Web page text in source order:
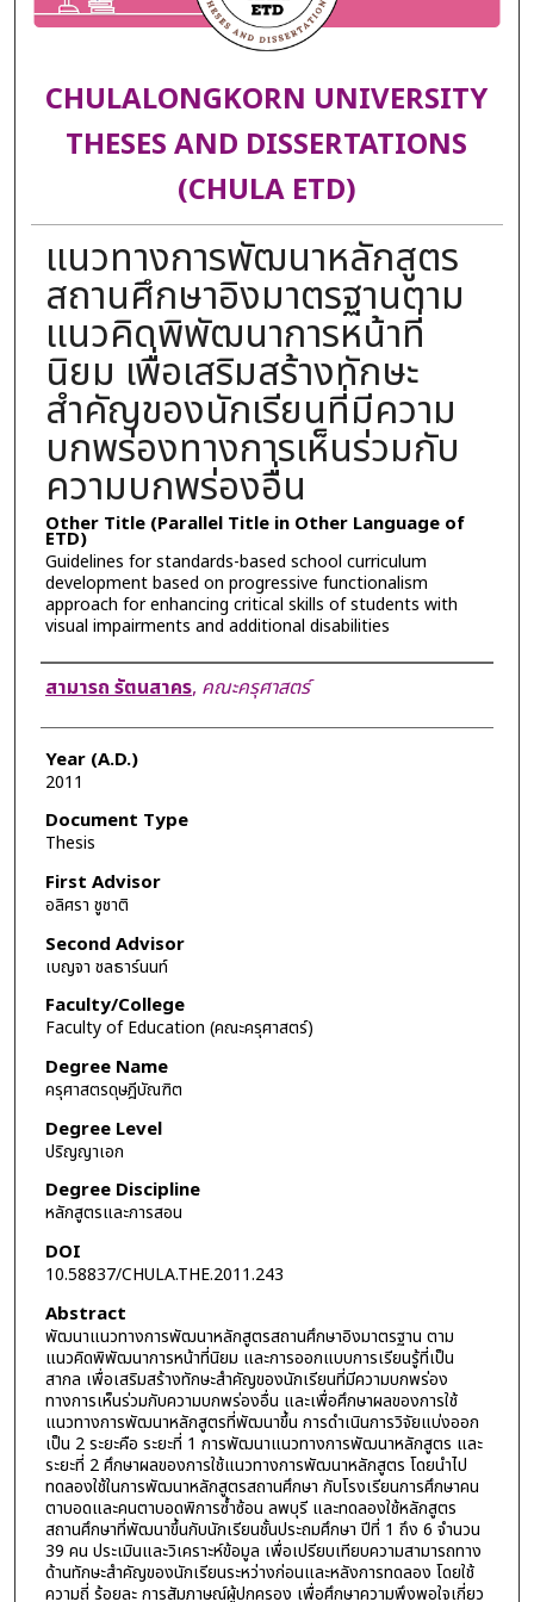
CHULALONGKORN UNIVERSITY
THESES AND DISSERTATIONS
(CHULA ETD)
แนวทางการพัฒนาหลักสูตร
สถานศึกษาอิงมาตรฐานตาม
แนวคิดพิพัฒนาการหน้าที่
นิยม เพื่อเสริมสร้างทักษะ
สำคัญของนักเรียนที่มีความ
บกพร่องทางการเห็นร่วมกับ
ความบกพร่องอื่น
Other Title (Parallel Title in Other Language of
ETD)
Guidelines for standards-based school curriculum
development based on progressive functionalism
approach for enhancing critical skills of students with
visual impairments and additional disabilities
Author
สามารถ รัตนสาคร, คณะครุศาสตร์
Year (A.D.)
2011
Document Type
Thesis
First Advisor
อลิศรา ชูชาติ
Second Advisor
เบญจา ชลธาร์นนท์
Faculty/College
Faculty of Education (คณะครุศาสตร์)
Degree Name
ครุศาสตรดุษฎีบัณฑิต
Degree Level
ปริญญาเอก
Degree Discipline
หลักสูตรและการสอน
DOI
10.58837/CHULA.THE.2011.243
Abstract
พัฒนาแนวทางการพัฒนาหลักสูตรสถานศึกษาอิงมาตรฐาน ตาม
แนวคิดพิพัฒนาการหน้าที่นิยม และการออกแบบการเรียนรู้ที่เป็น
สากล เพื่อเสริมสร้างทักษะสำคัญของนักเรียนที่มีความบกพร่อง
ทางการเห็นร่วมกับความบกพร่องอื่น และเพื่อศึกษาผลของการใช้
แนวทางการพัฒนาหลักสูตรที่พัฒนาขึ้น การดำเนินการวิจัยแบ่งออก
เป็น 2 ระยะคือ ระยะที่ 1 การพัฒนาแนวทางการพัฒนาหลักสูตร และ
ระยะที่ 2 ศึกษาผลของการใช้แนวทางการพัฒนาหลักสูตร โดยนำไป
ทดลองใช้ในการพัฒนาหลักสูตรสถานศึกษา กับโรงเรียนการศึกษาคน
ตาบอดและคนตาบอดพิการซ้ำซ้อน ลพบุรี และทดลองใช้หลักสูตร
สถานศึกษาที่พัฒนาขึ้นกับนักเรียนชั้นประถมศึกษา ปีที่ 1 ถึง 6 จำนวน
39 คน ประเมินและวิเคราะห์ข้อมูล เพื่อเปรียบเทียบความสามารถทาง
ด้านทักษะสำคัญของนักเรียนระหว่างก่อนและหลังการทดลอง โดยใช้
ความถี่ ร้อยละ การสัมภาษณ์ผู้ปกครอง เพื่อศึกษาความพึงพอใจเกี่ยว